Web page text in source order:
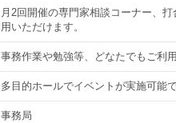
月2回開催の専門家相談コーナー、
用いただけます。
事務作業や勉強等、どなたでもご利
多目的ホールでイベントが実施可能
事務局